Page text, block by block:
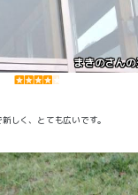
まきのさん
しく、とても広いです。